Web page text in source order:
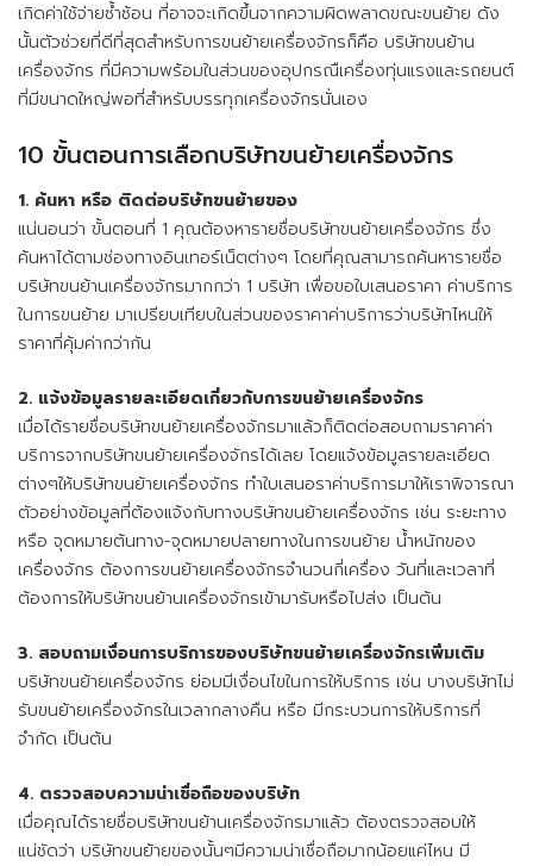
เกิดค่าใช้จ่ายซ้ำซ้อน ที่อาจจะเกิดขึ้นจากความผิดพลาดขณะขนย้าย ดัง
นั้นตัวช่วยที่ดีที่สุดสำหรับการขนย้ายเครื่องจักรก็คือ บริษัทขนย้าน
เครื่องจักร ที่มีความพร้อมในส่วนของอุปกรณืเครื่องทุ่นแรงและรถยนต์
ที่มีขนาดใหญ่พอที่สำหรับบรรทุกเครื่องจักรนั่นเอง
10 ขั้นตอนการเลือกบริษัทขนย้ายเครื่องจักร
1. ค้นหา หรือ ติดต่อบริษัทขนย้ายของ
แน่นอนว่า ขั้นตอนที่ 1 คุณต้องหารายชื่อบริษัทขนย้ายเครื่องจักร ซึ่ง
ค้นหาได้ตามช่องทางอินเทอร์เน็ตต่างๆ โดยที่คุณสามารถค้นหารายชื่อ
บริษัทขนย้านเครื่องจักรมากกว่า 1 บริษัท เพื่อขอใบเสนอราคา ค่าบริการ
ในการขนย้าย มาเปรียบเทียบในส่วนของราคาค่าบริการว่าบริษัทไหนให้
ราคาที่คุ้มค่ากว่ากัน
2. แจ้งข้อมูลรายละเอียดเกี่ยวกับการขนย้ายเครื่องจักร
เมื่อได้รายชื่อบริษัทขนย้ายเครื่องจักรมาแล้วก็ติดต่อสอบถามราคาค่า
บริการจากบริษัทขนย้ายเครื่องจักรได้เลย โดยแจ้งข้อมูลรายละเอียด
ต่างๆให้บริษัทขนย้ายเครื่องจักร ทำใบเสนอราค่าบริการมาให้เราพิจารณา
ตัวอย่างข้อมูลที่ต้องแจ้งกับทางบริษัทขนย้ายเครื่องจักร เช่น ระยะทาง
หรือ จุดหมายต้นทาง-จุดหมายปลายทางในการขนย้าย น้ำหนักของ
เครื่องจักร ต้องการขนย้ายเครื่องจักรจำนวนกี่เครื่อง วันที่และเวลาที่
ต้องการให้บริษัทขนย้านเครื่องจักรเข้ามารับหรือไปส่ง เป็นต้น
3. สอบถามเงื่อนการบริการของบริษัทขนย้ายเครื่องจักรเพิ่มเติม
บริษัทขนย้ายเครื่องจักร ย่อมมีเงื่อนไขในการให้บริการ เช่น บางบริษัทไม่
รับขนย้ายเครื่องจักรในเวลากลางคืน หรือ มีกระบวนการให้บริการที่
จำกัด เป็นต้น
4. ตรวจสอบความน่าเชื่อถือของบริษัท
เมื่อคุณได้รายชื่อบริษัทขนย้านเครื่องจักรมาแล้ว ต้องตรวจสอบให้
แน่ชัดว่า บริษัทขนย้ายของนั้นๆมีความน่าเชื่อถือมากน้อยแค่ไหน มี